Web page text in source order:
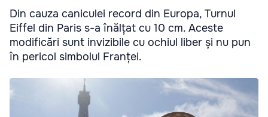
Din cauza caniculei record din Europa, Turnul
Eiffel din Paris s-a înălțat cu 10 cm. Aceste
modificări sunt invizibile cu ochiul liber și nu pun
în pericol simbolul Franței.